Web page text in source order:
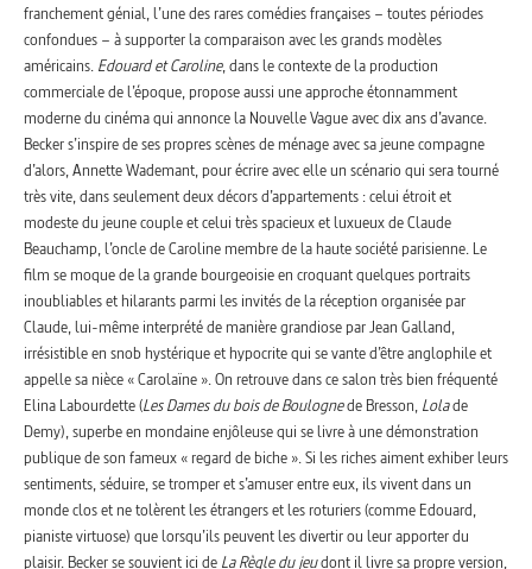
franchement génial, l’une des rares comédies françaises – toutes périodes
confondues – à supporter la comparaison avec les grands modèles
américains. Edouard et Caroline, dans le contexte de la production
commerciale de l’époque, propose aussi une approche étonnamment
moderne du cinéma qui annonce la Nouvelle Vague avec dix ans d’avance.
Becker s’inspire de ses propres scènes de ménage avec sa jeune compagne
d’alors, Annette Wademant, pour écrire avec elle un scénario qui sera tourné
très vite, dans seulement deux décors d’appartements : celui étroit et
modeste du jeune couple et celui très spacieux et luxueux de Claude
Beauchamp, l’oncle de Caroline membre de la haute société parisienne. Le
film se moque de la grande bourgeoisie en croquant quelques portraits
inoubliables et hilarants parmi les invités de la réception organisée par
Claude, lui-même interprété de manière grandiose par Jean Galland,
irrésistible en snob hystérique et hypocrite qui se vante d’être anglophile et
appelle sa nièce « Carolaïne ». On retrouve dans ce salon très bien fréquenté
Elina Labourdette (Les Dames du bois de Boulognede Bresson, Lolade
Demy), superbe en mondaine enjôleuse qui se livre à une démonstration
publique de son fameux « regard de biche ». Si les riches aiment exhiber leurs
sentiments, séduire, se tromper et s’amuser entre eux, ils vivent dans un
monde clos et ne tolèrent les étrangers et les roturiers (comme Edouard,
pianiste virtuose) que lorsqu’ils peuvent les divertir ou leur apporter du
plaisir. Becker se souvient ici de La Règle du jeudont il livre sa propre version,